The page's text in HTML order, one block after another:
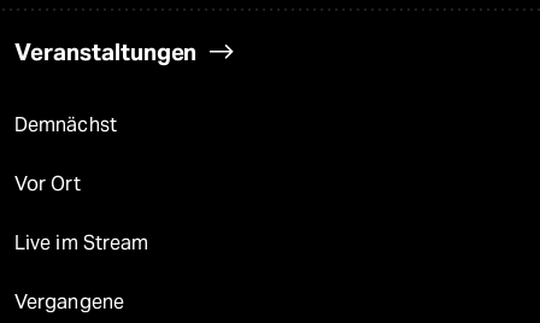
Veranstaltungen
Demnächst
Vor Ort
Live im Stream
Vergangene